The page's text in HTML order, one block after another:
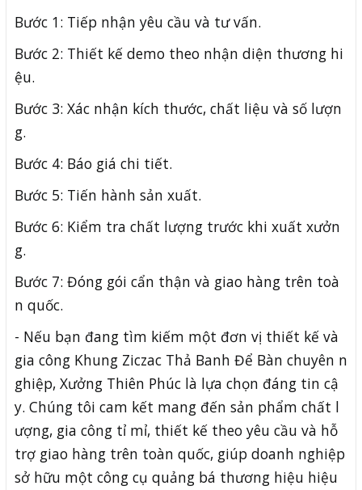
Bước 1: Tiếp nhận yêu cầu và tư vấn.
Bước 2: Thiết kế demo theo nhận diện thương hi
ệu.
Bước 3: Xác nhận kích thước, chất liệu và số lượn
g.
Bước 4: Báo giá chi tiết.
Bước 5: Tiến hành sản xuất.
Bước 6: Kiểm tra chất lượng trước khi xuất xưởn
g.
Bước 7: Đóng gói cẩn thận và giao hàng trên toà
n quốc.
- Nếu bạn đang tìm kiếm một đơn vị thiết kế và
gia công Khung Ziczac Thả Banh Để Bàn chuyên n
ghiệp, Xưởng Thiên Phúc là lựa chọn đáng tin cậ
y. Chúng tôi cam kết mang đến sản phẩm chất l
ượng, gia công tỉ mỉ, thiết kế theo yêu cầu và hỗ
trợ giao hàng trên toàn quốc, giúp doanh nghiệp
sở hữu một công cụ quảng bá thương hiệu hiệu